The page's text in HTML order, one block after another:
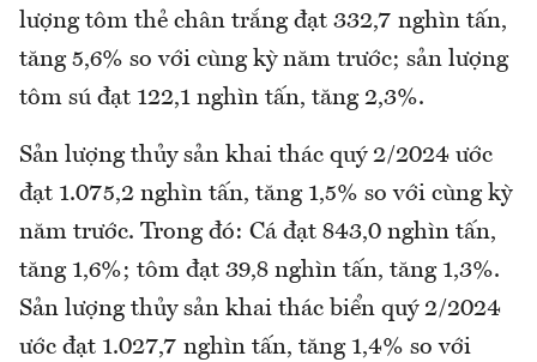
lượng tôm thẻ chân trắng đạt 332,7 nghìn tấn,
tăng 5,6% so với cùng kỳ năm trước; sản lượng
tôm sú đạt 122,1 nghìn tấn, tăng 2,3%.
Sản lượng thủy sản khai thác quý 2/2024 ước
đạt 1.075,2 nghìn tấn, tăng 1,5% so với cùng kỳ
năm trước. Trong đó: Cá đạt 843,0 nghìn tấn,
tăng 1,6%; tôm đạt 39,8 nghìn tấn, tăng 1,3%.
Sản lượng thủy sản khai thác biển quý 2/2024
ước đạt 1.027,7 nghìn tấn, tăng 1,4% so với